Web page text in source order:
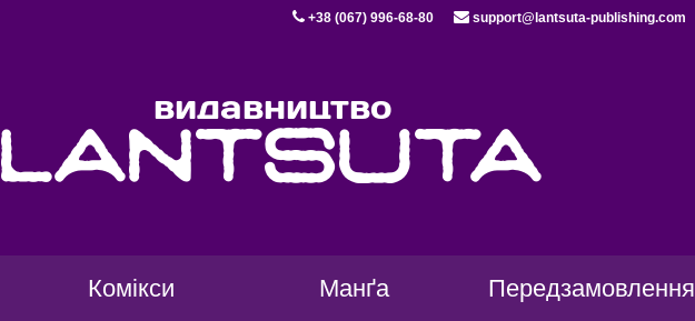
+38 (067) 996-68-80 support@lantsuta-publishing.com
видавництво
lantsuta
Комікси Манґа Передзамовлення